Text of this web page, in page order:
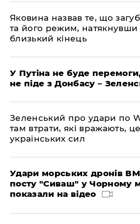
Яковина назвав те, що
та його режим, натякнувши
близький кінець
У Путіна не буде
не піде з Донбасу –
Зеленський про удари по
там втрати, які вражають,
українських сил
Удари морських дронів
посту "Сиваш" у Чорному
показали на відео